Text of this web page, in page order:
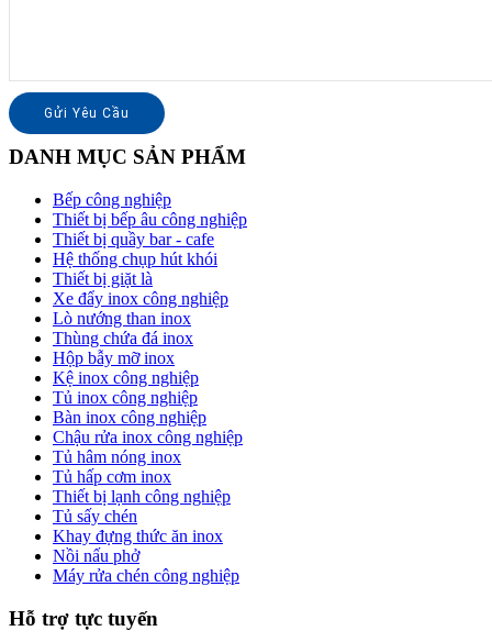
DANH MỤC SẢN PHẨM
Bếp công nghiệp
Thiết bị bếp âu công nghiệp
Thiết bị quầy bar - cafe
Hệ thống chụp hút khói
Thiết bị giặt là
Xe đẩy inox công nghiệp
Lò nướng than inox
Thùng chứa đá inox
Hộp bẫy mỡ inox
Kệ inox công nghiệp
Tủ inox công nghiệp
Bàn inox công nghiệp
Chậu rửa inox công nghiệp
Tủ hâm nóng inox
Tủ hấp cơm inox
Thiết bị lạnh công nghiệp
Tủ sấy chén
Khay đựng thức ăn inox
Nồi nấu phở
Máy rửa chén công nghiệp
Hỗ trợ tực tuyến